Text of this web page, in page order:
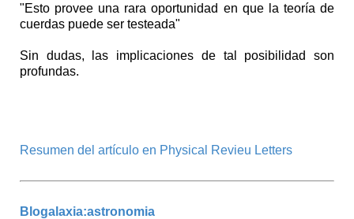
"Esto provee una rara oportunidad en que la teoría de
cuerdas puede ser testeada"
Sin dudas, las implicaciones de tal posibilidad son
profundas.
Resumen del artículo en Physical Revieu Letters
Blogalaxia:astronomia